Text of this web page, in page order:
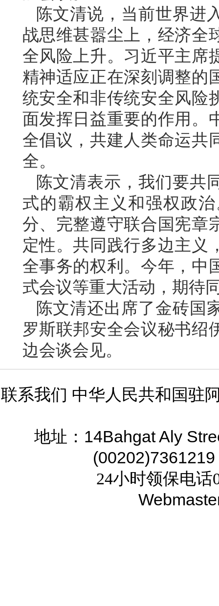
陈文清说，当前世界进
战思维甚嚣尘上，经济全
全风险上升。习近平主席
精神适应正在深刻调整的
统安全和非传统安全风险
面发挥日益重要的作用。
全倡议，共建人类命运共
全。
陈文清表示，我们要共
式的霸权主义和强权政
分、完整遵守联合国宪章
定性。共同践行多边主义
全事务的权利。今年，中
式会议等重大活动，期待
陈文清还出席了金砖国
罗斯联邦安全会议秘书绍
边会谈会见。
联系我们 中华人民共和国驻
地址： 14Bahgat Aly
(00202)7361219
24小时领保电话